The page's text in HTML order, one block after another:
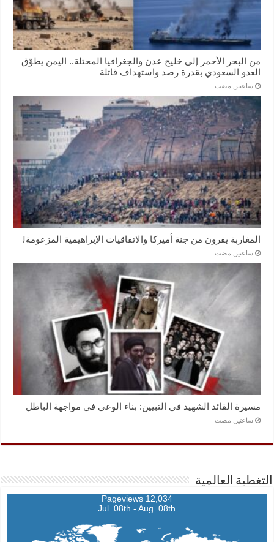
من البحر الأحمر إلى خليج عدن والجغرافيا المحتلة.. اليمن يطوّق
العدو السعودي بقدرة رصد واستهداف قاتلة
‏ساعتين مضت
المغاربة يفرون من جنة أميركا والاتفاقيات الإبراهيمية المزعومة!
‏ساعتين مضت
مسيرة القائد الشهيد في التبيين: بناء الوعي في مواجهة الباطل
‏ساعتين مضت
التغطية العالمية
12,034 Pageviews
Jul. 08th - Aug. 08th